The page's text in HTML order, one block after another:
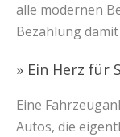
alle modernen
Bezahlung
» Ein Herz für
Eine
Autos, die